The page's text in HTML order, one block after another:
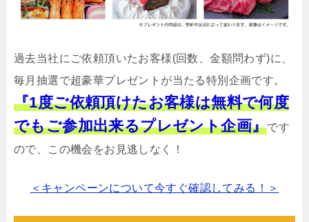
過去当社にご依頼頂いたお客様(回数、金額問わず)に、
毎月抽選で超豪華プレゼントが当たる特別企画です。
『1度ご依頼頂けたお客様は無料で何度
でもご参加出来るプレゼント企画』です
ので、この機会をお見逃しなく！
＜キャンペーンについて今すぐ確認してみる！＞